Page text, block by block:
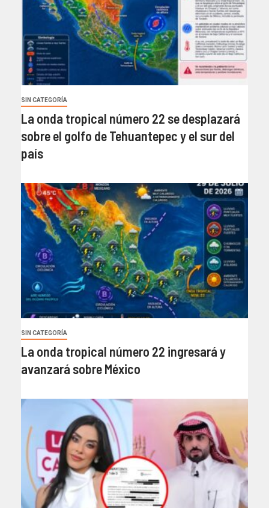
SIN CATEGORÍA
La onda tropical número 22 se desplazará
sobre el golfo de Tehuantepec y el sur del
país
SIN CATEGORÍA
La onda tropical número 22 ingresará y
avanzará sobre México